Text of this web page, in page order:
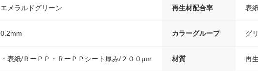
エメラルドグリーン 再生材配合率 表
0.2mm カラーグループ グ
・表紙/ＲーＰＰ・ＲーＰＰシート厚み/２００μｍ 材質 再